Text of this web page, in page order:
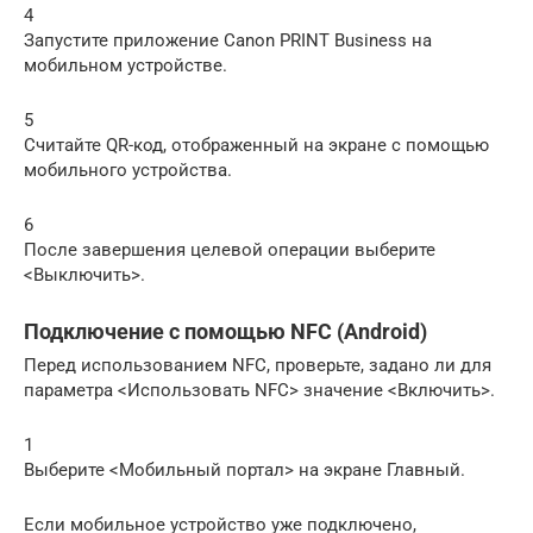
4
Запустите приложение Canon PRINT Business на
мобильном устройстве.
5
Считайте QR-код, отображенный на экране с помощью
мобильного устройства.
6
После завершения целевой операции выберите
<Выключить>.
Подключение с помощью NFC (Android)
Перед использованием NFC, проверьте, задано ли для
параметра <Использовать NFC> значение <Включить>.
1
Выберите <Мобильный портал> на экране Главный.
Если мобильное устройство уже подключено,